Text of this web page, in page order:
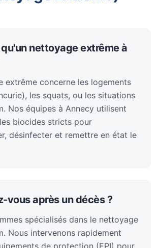
nettoyage extrême à
extrême concerne les logements
les squats, ou les situations
Nos équipes à Annecy utilisent
biocides stricts pour
désinfecter et remettre en état le
vous après un décès ?
spécialisés dans le nettoyage
Nous intervenons rapidement
de protection (EPI) pour